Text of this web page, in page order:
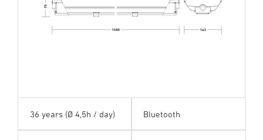
36 years (Ø 4,5h / day) Bluetooth